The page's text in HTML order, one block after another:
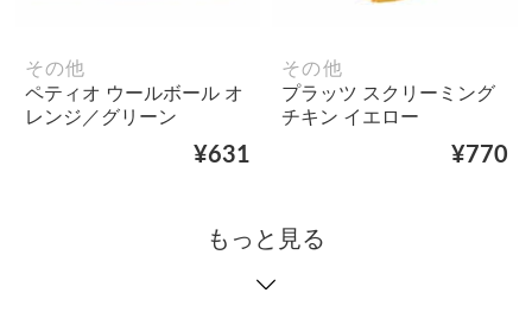
その他
ペティオ ウールボール オ
レンジ／グリーン
¥631
その他
プラッツ スクリーミング
チキン イエロー
¥770
もっと見る